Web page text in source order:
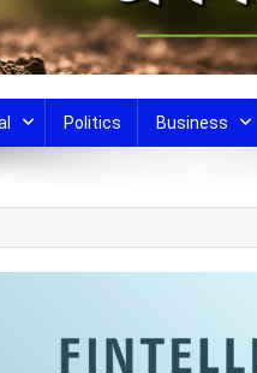
Politics Business